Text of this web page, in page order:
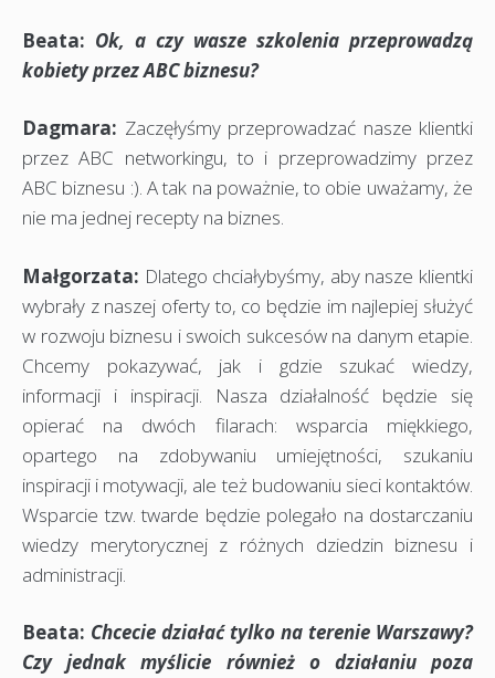
Beata: Ok, a czy wasze szkolenia przeprowadzą
kobiety przez ABC biznesu?
Dagmara: Zaczęłyśmy przeprowadzać nasze klientki
przez ABC networkingu, to i przeprowadzimy przez
ABC biznesu :). A tak na poważnie, to obie uważamy, że
nie ma jednej recepty na biznes.
Małgorzata: Dlatego chciałybyśmy, aby nasze klientki
wybrały z naszej oferty to, co będzie im najlepiej służyć
w rozwoju biznesu i swoich sukcesów na danym etapie.
Chcemy pokazywać, jak i gdzie szukać wiedzy,
informacji i inspiracji. Nasza działalność będzie się
opierać na dwóch filarach: wsparcia miękkiego,
opartego na zdobywaniu umiejętności, szukaniu
inspiracji i motywacji, ale też budowaniu sieci kontaktów.
Wsparcie tzw. twarde będzie polegało na dostarczaniu
wiedzy merytorycznej z różnych dziedzin biznesu i
administracji.
Beata: Chcecie działać tylko na terenie Warszawy?
Czy jednak myślicie również o działaniu poza